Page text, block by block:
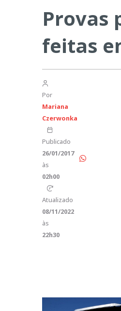
Provas
feitas
Por
Mariana
Czerwonka
Publicado
26/01/2017
às
02h00
Atualizado
08/11/2022
às
22h30